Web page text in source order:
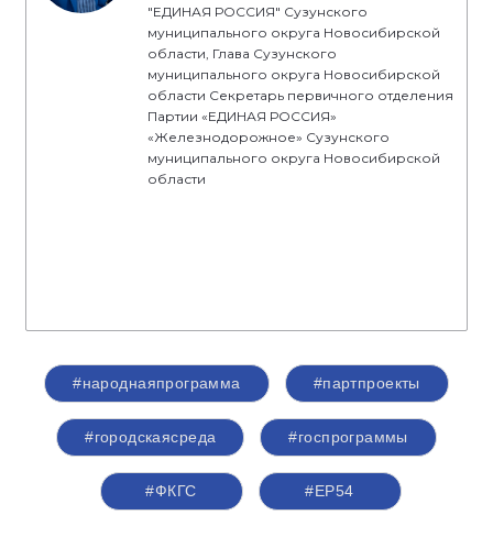
"ЕДИНАЯ РОССИЯ" Сузунского
муниципального округа Новосибирской
области, Глава Сузунского
муниципального округа Новосибирской
области Секретарь первичного отделения
Партии «ЕДИНАЯ РОССИЯ»
«Железнодорожное» Сузунского
муниципального округа Новосибирской
области
#народнаяпрограмма #партпроекты
#городскаясреда #госпрограммы
#ФКГС #ЕР54